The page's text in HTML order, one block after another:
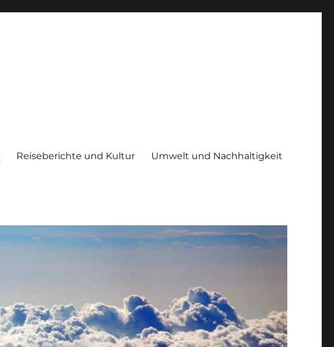
Reiseberichte und Kultur Umwelt und Nachhaltigkeit